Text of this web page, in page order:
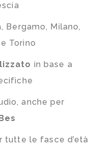
Bergamo, Milano,
Torino
in base a
anche per
tutte le fasce d’età